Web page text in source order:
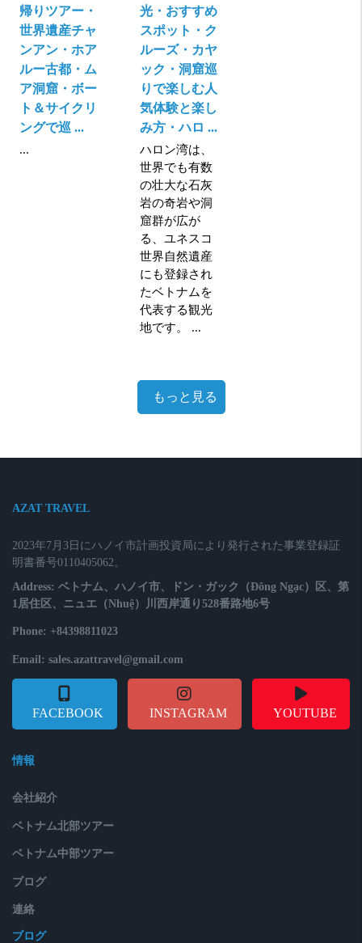
帰りツアー・
世界遺産チャ
ンアン・ホア
ルー古都・ム
ア洞窟・ボー
ト＆サイクリ
ングで巡 ...
...
光・おすすめ
スポット・ク
ルーズ・カヤ
ック・洞窟巡
りで楽しむ人
気体験と楽し
み方・ハロ ...
ハロン湾は、
世界でも有数
の壮大な石灰
岩の奇岩や洞
窟群が広が
る、ユネスコ
世界自然遺産
にも登録され
たベトナムを
代表する観光
地です。 ...
もっと見る
AZAT TRAVEL
2023年7月3日にハノイ市計画投資局により発行された事業登録証
明書番号0110405062。
Address: ベトナム、ハノイ市、ドン・ガック（Đông Ngạc）区、第
1居住区、ニュエ（Nhuệ）川西岸通り528番路地6号
Phone: +84398811023
Email: sales.azattravel@gmail.com
FACEBOOK INSTAGRAM YOUTUBE
情報
会社紹介
ベトナム北部ツアー
ベトナム中部ツアー
ブログ
連絡
ブログ